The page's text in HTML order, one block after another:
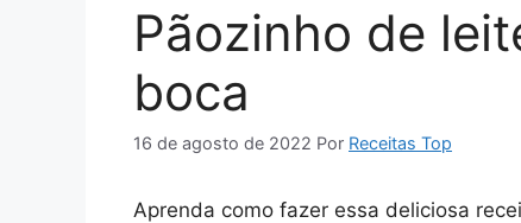
Pãozinho de
boca
16 de agosto de 2022 Por Receitas Top
Aprenda como fazer essa deliciosa